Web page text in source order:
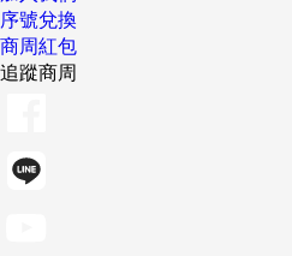
序號兌換
商周紅包
追蹤商周